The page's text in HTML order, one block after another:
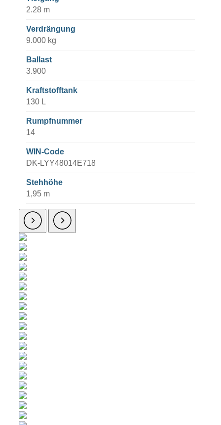
2.28 m
Verdrängung
9.000 kg
Ballast
3.900
Kraftstofftank
130 L
Rumpfnummer
14
WIN-Code
DK-LYY48014E718
Stehhöhe
1,95 m